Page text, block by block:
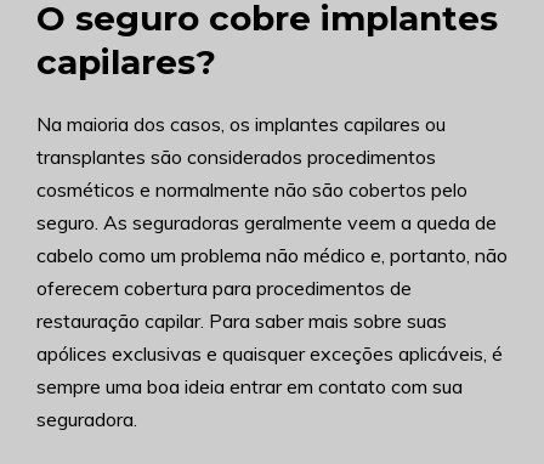
O seguro cobre implantes
capilares?
Na maioria dos casos, os implantes capilares ou
transplantes são considerados procedimentos
cosméticos e normalmente não são cobertos pelo
seguro. As seguradoras geralmente veem a queda de
cabelo como um problema não médico e, portanto, não
oferecem cobertura para procedimentos de
restauração capilar. Para saber mais sobre suas
apólices exclusivas e quaisquer exceções aplicáveis, é
sempre uma boa ideia entrar em contato com sua
seguradora.